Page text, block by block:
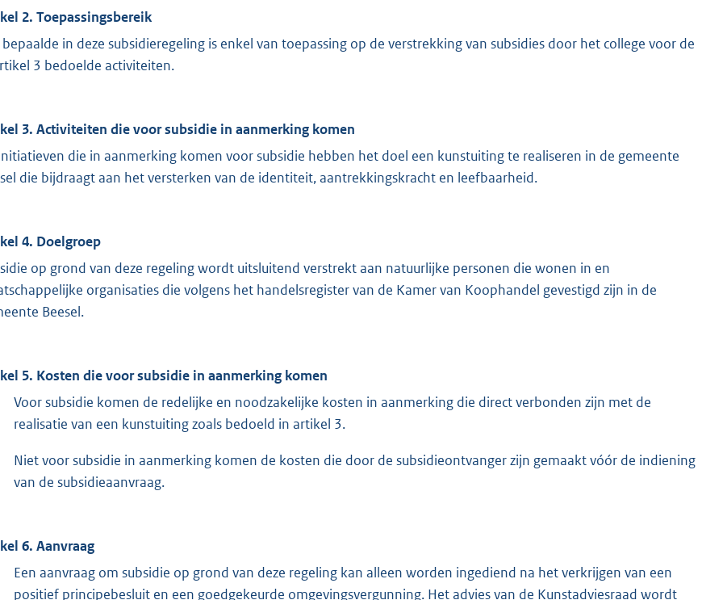
2. Toepassingsbereik
in deze subsidieregeling is enkel van toepassing op de verstrekking van subsidies door het college voor de
3 bedoelde activiteiten.
3. Activiteiten die voor subsidie in aanmerking komen
die in aanmerking komen voor subsidie hebben het doel een kunstuiting te realiseren in de gemeente
die bijdraagt aan het versterken van de identiteit, aantrekkingskracht en leefbaarheid.
4. Doelgroep
op grond van deze regeling wordt uitsluitend verstrekt aan natuurlijke personen die wonen in en
organisaties die volgens het handelsregister van de Kamer van Koophandel gevestigd zijn in de
Beesel.
5. Kosten die voor subsidie in aanmerking komen
Voor subsidie komen de redelijke en noodzakelijke kosten in aanmerking die direct verbonden zijn met de
realisatie van een kunstuiting zoals bedoeld in artikel 3.
Niet voor subsidie in aanmerking komen de kosten die door de subsidieontvanger zijn gemaakt vóór de indiening
van de subsidieaanvraag.
6. Aanvraag
Een aanvraag om subsidie op grond van deze regeling kan alleen worden ingediend na het verkrijgen van een
positief principebesluit en een goedgekeurde omgevingsvergunning. Het advies van de Kunstadviesraad wordt